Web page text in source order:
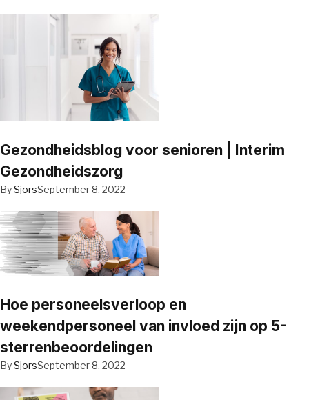
Gezondheidsblog voor senioren | Interim
Gezondheidszorg
BySjorsSeptember 8, 2022
Hoe personeelsverloop en
weekendpersoneel van invloed zijn op 5-
sterrenbeoordelingen
BySjorsSeptember 8, 2022